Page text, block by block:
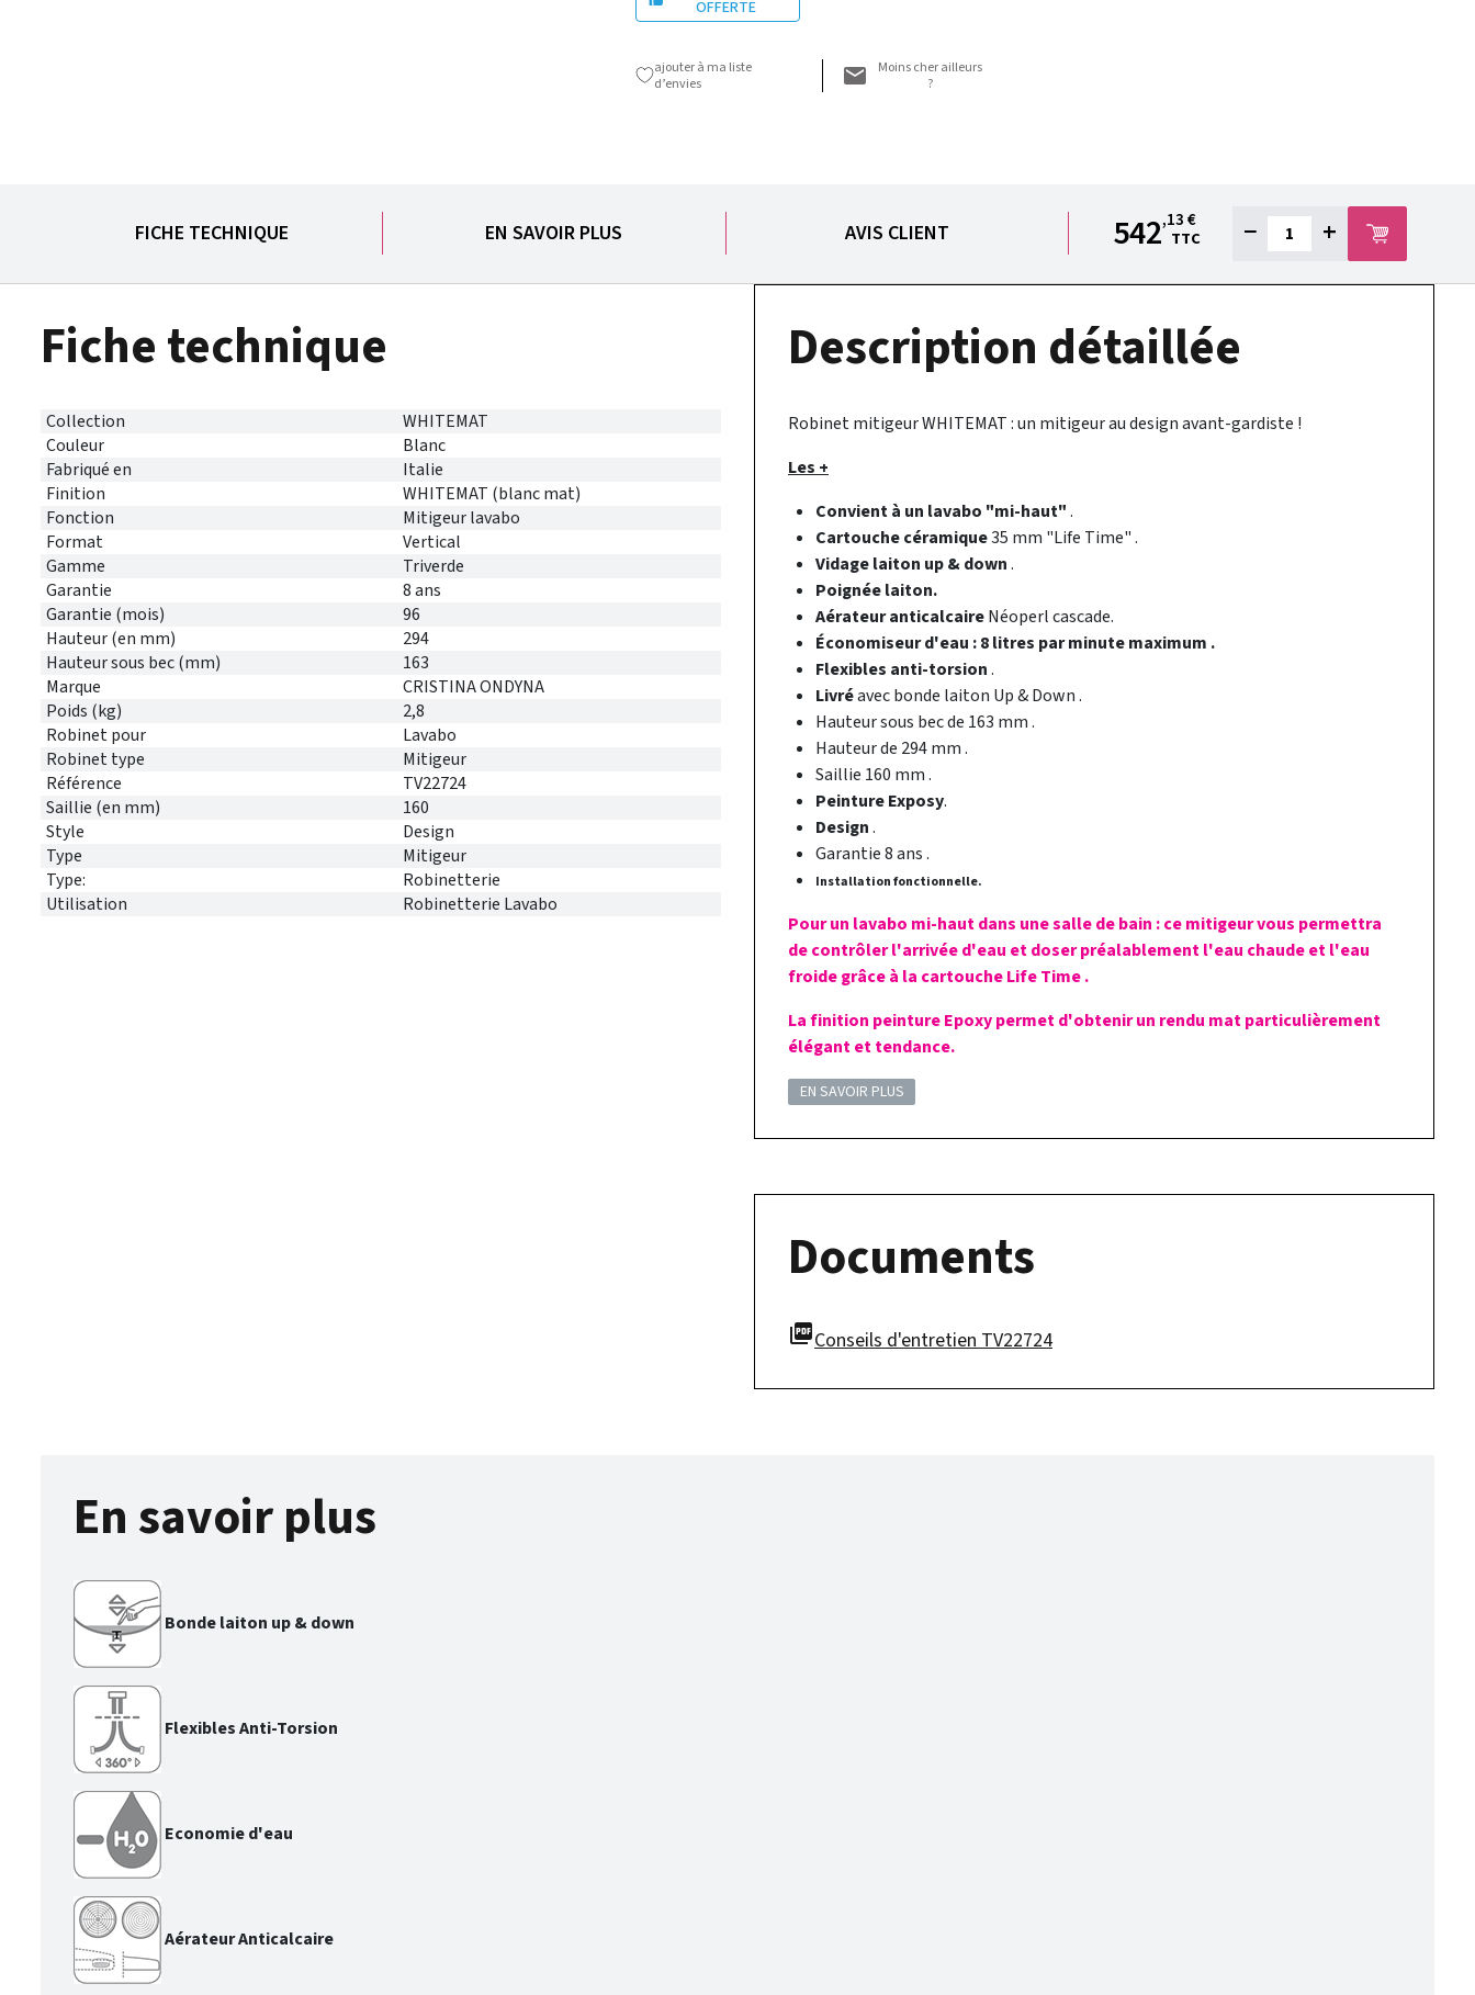
OFFERTE
ajouter à ma liste
d’envies
Moins cher ailleurs
?
FICHE TECHNIQUE EN SAVOIR PLUS AVIS CLIENT 542,13 €
TTC
− +
Fiche technique
Collection
WHITEMAT
Couleur
Blanc
Fabriqué en
Italie
Finition
WHITEMAT (blanc mat)
Fonction
Mitigeur lavabo
Format
Vertical
Gamme
Triverde
Garantie
8 ans
Garantie (mois)
96
Hauteur (en mm)
294
Hauteur sous bec (mm)
163
Marque
CRISTINA ONDYNA
Poids (kg)
2,8
Robinet pour
Lavabo
Robinet type
Mitigeur
Référence
TV22724
Saillie (en mm)
160
Style
Design
Type
Mitigeur
Type:
Robinetterie
Utilisation
Robinetterie Lavabo
Description détaillée
Robinet mitigeur WHITEMAT : un mitigeur au design avant-gardiste !
Les +
Convient à un lavabo "mi-haut".
Cartouche céramique35 mm "Life Time" .
Vidage laiton up & down.
Poignée laiton.
Aérateur anticalcaireNéoperl cascade.
Économiseur d'eau : 8 litres par minute maximum .
Flexibles anti-torsion.
Livréavec bonde laiton Up & Down .
Hauteur sous bec de 163 mm .
Hauteur de 294 mm .
Saillie 160 mm .
Peinture Exposy.
Design.
Garantie 8 ans .
Installation fonctionnelle.
Pour un lavabo mi-haut dans une salle de bain : ce mitigeur vous permettra
de contrôler l'arrivée d'eau et doser préalablement l'eau chaude et l'eau
froide grâce à la cartouche Life Time .
La finition peinture Epoxy permet d'obtenir un rendu mat particulièrement
élégant et tendance.
EN SAVOIR PLUS
Documents
picture_as_pdfConseils d'entretien TV22724
En savoir plus
Bonde laiton up & down
Flexibles Anti-Torsion
Economie d'eau
Aérateur Anticalcaire